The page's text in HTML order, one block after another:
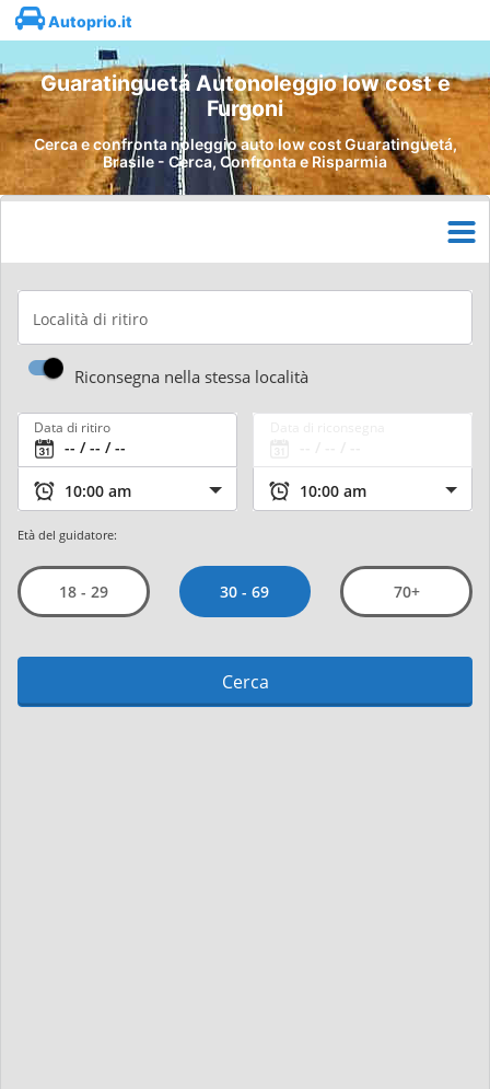
Autoprio.it
Guaratinguetá Autonoleggio low cost e
Furgoni
Cerca e confronta noleggio auto low cost Guaratinguetá,
Brasile - Cerca, Confronta e Risparmia
Località di ritiro
Riconsegna nella stessa località
Data di ritiro
Età del guidatore:
18 - 29 30 - 69 70+
Cerca